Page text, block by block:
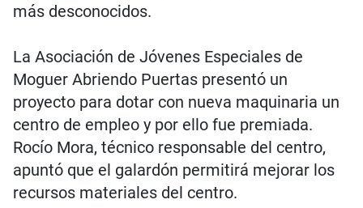
más desconocidos.
La Asociación de Jóvenes Especiales de
Moguer Abriendo Puertas presentó un
proyecto para dotar con nueva maquinaria un
centro de empleo y por ello fue premiada.
Rocío Mora, técnico responsable del centro,
apuntó que el galardón permitirá mejorar los
recursos materiales del centro.